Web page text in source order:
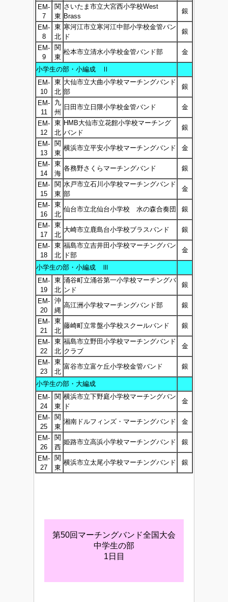
EM-
7
関
東
さいたま市立大宮西小学校West
Brass
銀
EM-
8
東
北
寒河江市立寒河江中部小学校金管バン
ド
銀
EM-
9
関
東
松本市立清水小学校金管バンド部 金
小学生の部・小編成 Ⅱ
EM-
10
東
北
大仙市立大曲小学校マーチングバンド
部
銀
EM-
11
九
州
日田市立日隈小学校金管バンド 金
EM-
12
東
北
HMB大仙市立花館小学校マーチング
バンド
銀
EM-
13
関
東
横浜市立平安小学校マーチングバンド 金
EM-
14
東
海
各務野さくらマーチングバンド 銀
EM-
15
関
東
水戸市立石川小学校マーチングバンド
部
金
EM-
16
東
北
仙台市立北仙台小学校 水の森合奏団 銀
EM-
17
東
北
大崎市立鹿島台小学校ブラスバンド 銀
EM-
18
東
北
福島市立吉井田小学校マーチングバン
ド部
金
小学生の部・小編成 Ⅲ
EM-
19
東
北
涌谷町立涌谷第一小学校マーチングバ
ンド
銀
EM-
20
沖
縄
高江洲小学校マーチングバンド部 銀
EM-
21
東
北
藤崎町立常盤小学校スクールバンド 銀
EM-
22
東
北
福島市立野田小学校マーチングバンド
クラブ
金
EM-
23
東
北
富谷市立富ケ丘小学校金管バンド 銀
小学生の部・大編成
EM-
24
関
東
横浜市立下野庭小学校マーチングバン
ド
金
EM-
25
関
東
湘南ドルフィンズ・マーチングバンド 金
EM-
26
関
西
姫路市立高浜小学校マーチングバンド 銀
EM-
27
関
東
横浜市立太尾小学校マーチングバンド 銀
第50回マーチングバンド全国大会
中学生の部
1日目